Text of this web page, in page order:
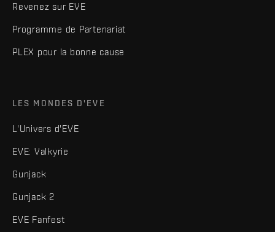
Revenez sur EVE
Programme de Partenariat
PLEX pour la bonne cause
LES MONDES D'EVE
L'Univers d'EVE
EVE: Valkyrie
Gunjack
Gunjack 2
EVE Fanfest